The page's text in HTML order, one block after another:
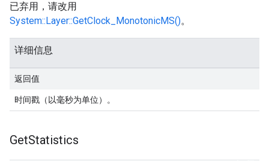
已弃用，请改用
System::Layer::GetClock_MonotonicMS()。
详细信息
返回值
时间戳（以毫秒为单位）。
GetStatistics